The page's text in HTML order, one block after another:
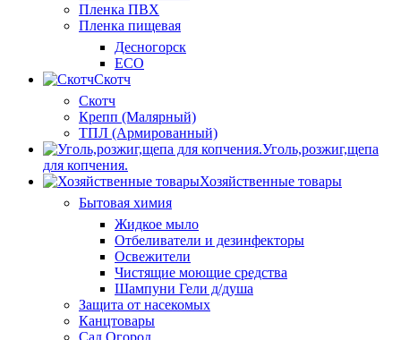
Пленка ПВХ
Пленка пищевая
Десногорск
ECO
Скотч
Скотч
Крепп (Малярный)
ТПЛ (Армированный)
Уголь,розжиг,щепа
для копчения.
Хозяйственные товары
Бытовая химия
Жидкое мыло
Отбеливатели и дезинфекторы
Освежители
Чистящие моющие средства
Шампуни Гели д/душа
Защита от насекомых
Канцтовары
Сад Огород